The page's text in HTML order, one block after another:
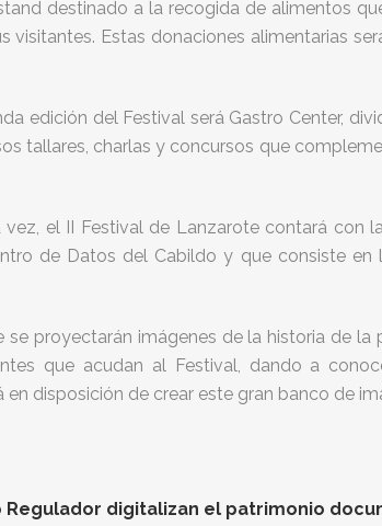
destinado a la recogida de alimentos
Estas donaciones alimentarias
edición del Festival será Gastro Center,
tallares, charlas y concursos que
el II Festival de Lanzarote contará con
de Datos del Cabildo y que consiste
proyectarán imágenes de la historia de
que acudan al Festival, dando a
disposición de crear este gran banco de
digitalizan el patrimonio